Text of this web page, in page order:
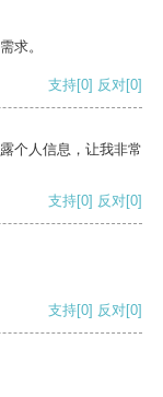
求。
支持[0] 反对[0]
个人信息，让我非常
支持[0] 反对[0]
支持[0] 反对[0]